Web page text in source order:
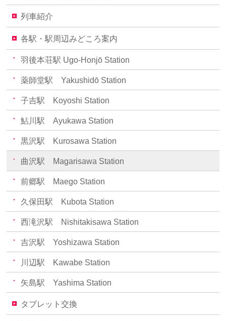
列車紹介
各駅・駅周辺みどころ案内
羽後本荘駅 Ugo-Honjō Station
薬師堂駅 Yakushidō Station
子吉駅 Koyoshi Station
鮎川駅 Ayukawa Station
黒沢駅 Kurosawa Station
曲沢駅 Magarisawa Station
前郷駅 Maego Station
久保田駅 Kubota Station
西滝沢駅 Nishitakisawa Station
吉沢駅 Yoshizawa Station
川辺駅 Kawabe Station
矢島駅 Yashima Station
タブレット交換